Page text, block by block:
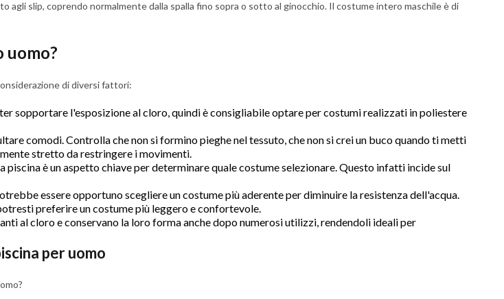
agli slip, coprendo normalmente dalla spalla fino sopra o sotto al ginocchio. Il costume intero maschile è di
uomo?
di diversi fattori:
sopportare l'esposizione al cloro, quindi è consigliabile optare per costumi realizzati in poliestere
comodi. Controlla che non si formino pieghe nel tessuto, che non si crei un buco quando ti metti
stretto da restringere i movimenti.
piscina è un aspetto chiave per determinare quale costume selezionare. Questo infatti incide sul
essere opportuno scegliere un costume più aderente per diminuire la resistenza dell'acqua.
preferire un costume più leggero e confortevole.
al cloro e conservano la loro forma anche dopo numerosi utilizzi, rendendoli ideali per
per uomo